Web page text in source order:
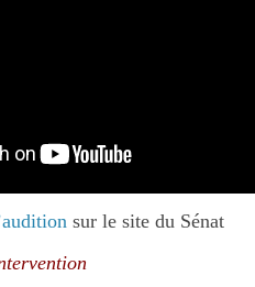
sur le site du Sénat